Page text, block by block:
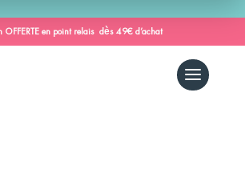
OFFERTE en point relais dès 49€ d’achat